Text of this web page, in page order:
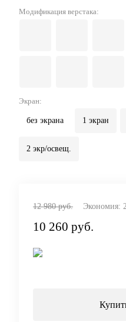
Модификация верстака:
Экран:
без экрана 1 экран
2 экр/освещ.
12 980 руб. Экономия:
10 260 руб.